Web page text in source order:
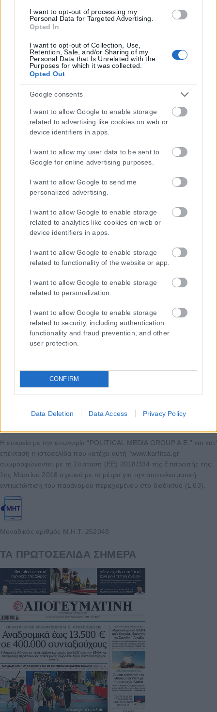
I want to opt-out of processing my
Personal Data for Targeted Advertising.
Opted In
I want to opt-out of Collection, Use,
Retention, Sale, and/or Sharing of my
Personal Data that Is Unrelated with the
Purposes for which it was collected.
Opted Out
Google consents
I want to allow Google to enable storage
related to advertising like cookies on web or
device identifiers in apps.
I want to allow my user data to be sent to
Google for online advertising purposes.
I want to allow Google to send me
personalized advertising.
I want to allow Google to enable storage
related to analytics like cookies on web or
device identifiers in apps.
I want to allow Google to enable storage
related to functionality of the website or app.
I want to allow Google to enable storage
related to personalization.
I want to allow Google to enable storage
related to security, including authentication
functionality and fraud prevention, and other
user protection.
CONFIRM
Data Deletion Data Access Privacy Policy
Η εταιρεία με την επωνυμία “POLITICAL MEDIA GROUP A.E.” και κατ’
επέκταση η ιστοσελίδα που κατέχει αυτή “www.karfitsa.gr”
συμμορφώνονται με τη Σύσταση (ΕΕ) 2018/334 της Επιτροπής της
1ης Μαρτίου 2018 σχετικά με τα μέτρα για την αποτελεσματική
αντιμετώπιση του παράνομου περιεχομένου στο διαδίκτυο (L 63).
Μοναδικός αριθμός Μ.Η.Τ. 262048
ΤΑ ΠΡΩΤΟΣΕΛΙΔΑ ΣΗΜΕΡΑ